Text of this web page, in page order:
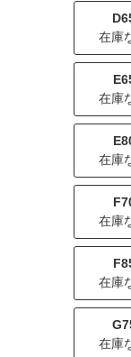
在庫
在庫
在庫
在庫
在庫
在庫